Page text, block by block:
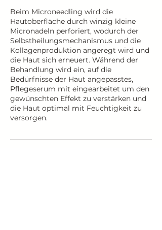
Beim Microneedling wird die
Hautoberfläche durch winzig kleine
Micronadeln perforiert, wodurch der
Selbstheilungsmechanismus und die
Kollagenproduktion angeregt wird und
die Haut sich erneuert. Während der
Behandlung wird ein, auf die
Bedürfnisse der Haut angepasstes,
Pflegeserum mit eingearbeitet um den
gewünschten Effekt zu verstärken und
die Haut optimal mit Feuchtigkeit zu
versorgen.